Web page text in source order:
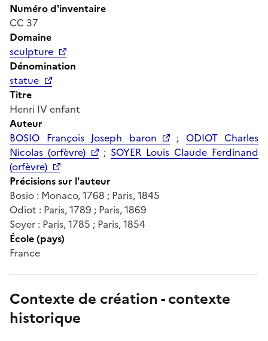
Numéro d'inventaire
CC 37
Domaine
sculpture
Dénomination
statue
Titre
Henri IV enfant
Auteur
BOSIO François Joseph baron
; ODIOT Charles
Nicolas (orfèvre)
; SOYER Louis Claude Ferdinand
(orfèvre)
Précisions sur l'auteur
Bosio : Monaco, 1768 ; Paris, 1845
Odiot : Paris, 1789 ; Paris, 1869
Soyer : Paris, 1785 ; Paris, 1854
École (pays)
France
Contexte de création - contexte
historique